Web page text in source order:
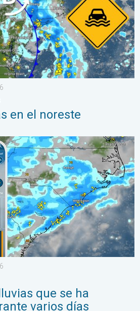
en el noreste
se ha prolongado durante varios
que se ha
varios días